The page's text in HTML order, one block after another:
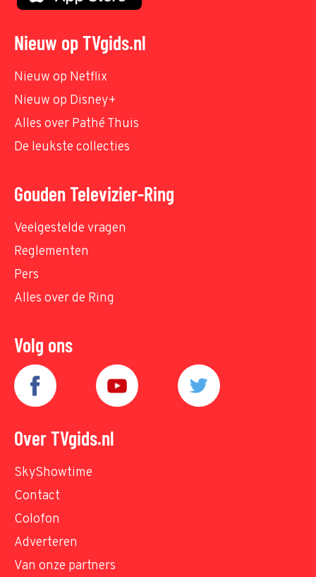
Nieuw op TVgids.nl
Nieuw op Netflix
Nieuw op Disney+
Alles over Pathé Thuis
De leukste collecties
Gouden Televizier-Ring
Veelgestelde vragen
Reglementen
Pers
Alles over de Ring
Volg ons
Over TVgids.nl
SkyShowtime
Contact
Colofon
Adverteren
Van onze partners